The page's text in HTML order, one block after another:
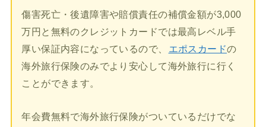
傷害死亡・後遺障害や賠償責任の補償金額が3,000
万円と無料のクレジットカードでは最高レベル手
厚い保証内容になっているので、
エポスカードの
海外旅行保険のみでより安心して海外旅行に行く
ことができます。
年会費無料で海外旅行保険がついているだけでな